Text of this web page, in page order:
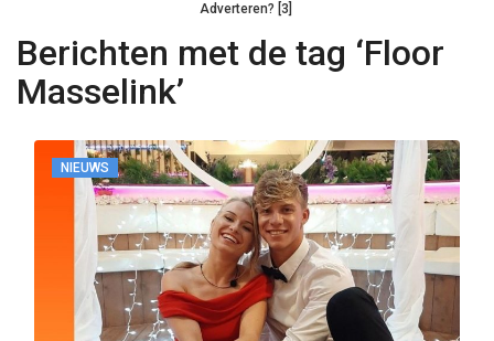
Adverteren? [3]
Berichten met de tag ‘Floor
Masselink’
NIEUWS